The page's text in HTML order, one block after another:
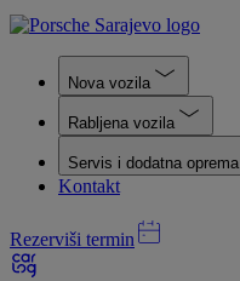
Nova vozila
Rabljena vozila
Servis i dodatna oprema
Kontakt
Rezerviši termin